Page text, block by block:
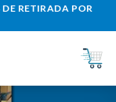
RETIRADA POR